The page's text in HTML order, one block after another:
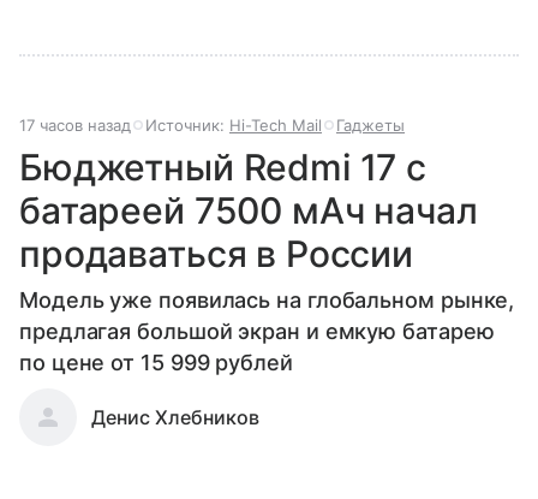
17 часов назад Источник: Hi-Tech Mail Гаджеты
Бюджетный Redmi 17 с
батареей 7500 мАч начал
продаваться в России
Модель уже появилась на глобальном рынке,
предлагая большой экран и емкую батарею
по цене от 15 999 рублей
Денис Хлебников